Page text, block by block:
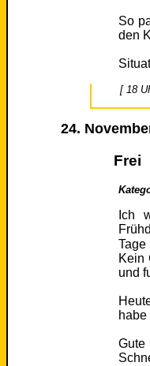
So
den
[ 18
24.
Frei
Ich
Tage
Kein
und
habe